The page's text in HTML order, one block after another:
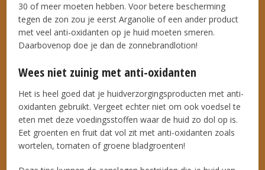
30 of meer moeten hebben. Voor betere bescherming
tegen de zon zou je eerst Arganolie of een ander product
met veel anti-oxidanten op je huid moeten smeren.
Daarbovenop doe je dan de zonnebrandlotion!
Wees niet zuinig met anti-oxidanten
Het is heel goed dat je huidverzorgingsproducten met anti-
oxidanten gebruikt. Vergeet echter niet om ook voedsel te
eten met deze voedingsstoffen waar de huid zo dol op is.
Eet groenten en fruit dat vol zit met anti-oxidanten zoals
wortelen, tomaten of groene bladgroenten!